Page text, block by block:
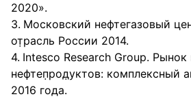
2020».
Московский нефтегазовый
от⁪̣расль России 2014.
Intesco Research Group. Рынок
нефтеп⁪̣род⁪̣уктов: комплексный
2016 года.